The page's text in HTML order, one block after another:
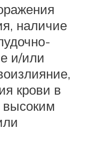
наличие
и/или
крови в
высоким